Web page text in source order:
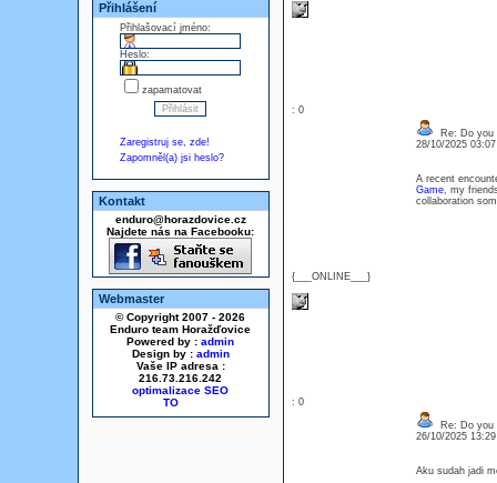
Přihlášení
Přihlašovací jméno:
Heslo:
zapamatovat
Zaregistruj se, zde!
Zapomněl(a) jsi heslo?
Kontakt
enduro@horazdovice.cz
Najdete nás na Facebooku:
Webmaster
© Copyright 2007 - 2026
Enduro team Horažďovice
Powered by : admin
Design by : admin
Vaše IP adresa :
216.73.216.242
optimalizace SEO
: 0
{___ONLINE___}
Re: Do you
28/10/2025
A recent
Game, my
collaboration
: 0
Re: Do you
26/10/2025
Aku sudah jadi